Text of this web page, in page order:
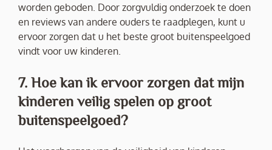
worden geboden. Door zorgvuldig onderzoek te doen
en reviews van andere ouders te raadplegen, kunt u
ervoor zorgen dat u het beste groot buitenspeelgoed
vindt voor uw kinderen.
7. Hoe kan ik ervoor zorgen dat mijn
kinderen veilig spelen op groot
buitenspeelgoed?